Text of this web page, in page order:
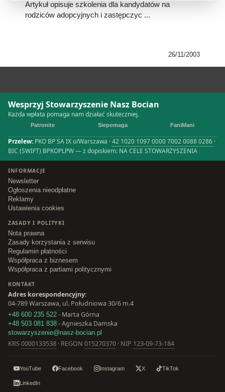
Artykuł opisuje szkolenia dla kandydatów na
rodziców adopcyjnych i zastępczyc ...
26/11/2003
Wesprzyj Stowarzyszenie Nasz Bocian
Każda wpłata pomaga nam działać skuteczniej.
Patronite Siepomaga FaniMani
Przelew: PKO BP SA IX o/Warszawa ·42 1020 1097 0000 7002 0088 0286 ·
BIC (SWIFT) BPKOPLPW — z dopiskiem: NA CELE STOWARZYSZENIA
INFORMACJE
Newsletter
Ogłoszenia nieodpłatne
Reklamy
Ustawienia cookies
ZASADY I POLITYKI
Nota prawna
Zasady korzystania z serwisu
Regulamin płatności
Współpraca z biznesem
Współpraca z partiami politycznymi
KONTAKT
Adres korespondencyjny:
04-789 Warszawa, ul. Południowa 30/6 m.4
+48 600 235 522 - Marta Górna
+48 503 081 838 - Agnieszka Damska
stowarzyszenie@nasz-bocian.pl
KRS0000133538 · REGON 015270370 · NIP 123-09-73-184
YouTube Facebook Instagram X TikTok
LinkedIn